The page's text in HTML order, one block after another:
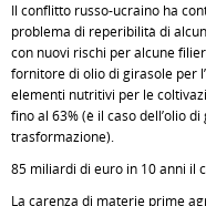
Il conflitto russo-ucraino ha
problema di reperibilità di
con nuovi rischi per alcune
fornitore di olio di girasole per
elementi nutritivi per le
fino al 63% (è il caso dell’olio
trasformazione).
85 miliardi di euro in 10 anni il
La carenza di materie prime